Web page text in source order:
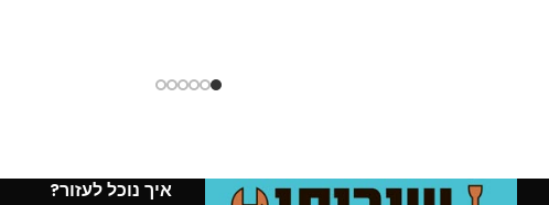
איך נוכל לעזור?